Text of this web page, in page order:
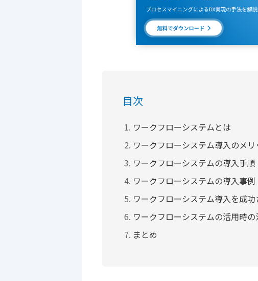
目次
ワークフローシステムとは
ワークフローシステム導入のメリ
ワークフローシステムの導入手順
ワークフローシステムの導入事例
ワークフローシステム導入を成
ワークフローシステムの活用時の
まとめ